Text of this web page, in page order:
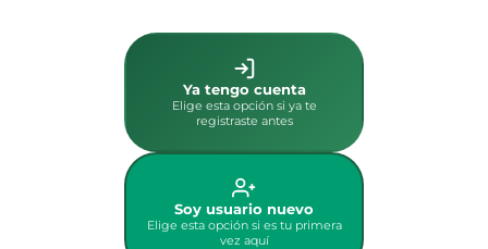
Ya tengo cuenta
Elige esta opción si ya te
registraste antes
Soy usuario nuevo
Elige esta opción si es tu primera
vez aquí